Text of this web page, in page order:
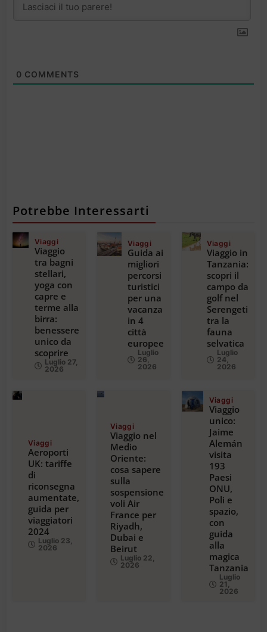
0 COMMENTS
Potrebbe Interessarti
Viaggi
Viaggio
tra bagni
stellari,
yoga con
capre e
terme alla
birra:
benessere
unico da
scoprire
Luglio 27,
2026
Viaggi
Guida ai
migliori
percorsi
turistici
per una
vacanza
in 4
città
europee
Luglio
26,
2026
Viaggi
Viaggio in
Tanzania:
scopri il
campo da
golf nel
Serengeti
tra la
fauna
selvatica
Luglio
24,
2026
Viaggi
Aeroporti
UK: tariffe
di
riconsegna
aumentate,
guida per
viaggiatori
2024
Luglio 23,
2026
Viaggi
Viaggio nel
Medio
Oriente:
cosa sapere
sulla
sospensione
voli Air
France per
Riyadh,
Dubai e
Beirut
Luglio 22,
2026
Viaggi
Viaggio
unico:
Jaime
Alemán
visita
193
Paesi
ONU,
Poli e
spazio,
con
guida
alla
magica
Tanzania
Luglio
21,
2026